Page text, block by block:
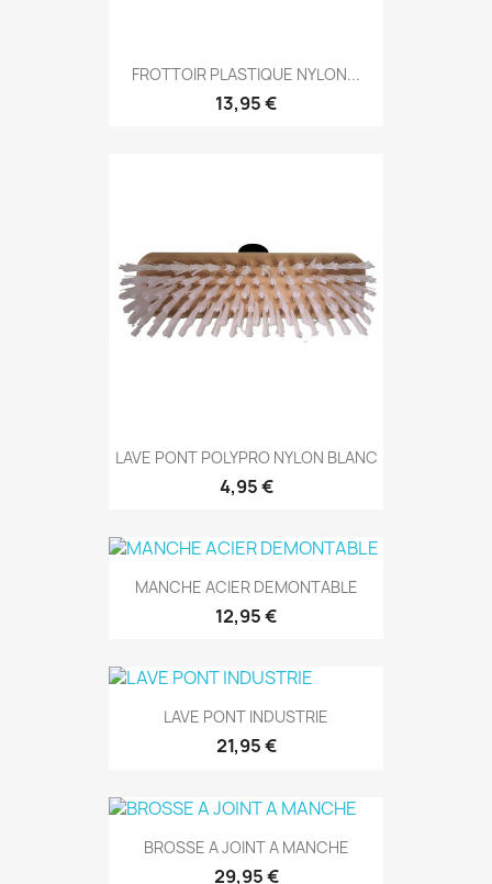
FROTTOIR PLASTIQUE NYLON...
13,95 €
LAVE PONT POLYPRO NYLON BLANC
4,95 €
MANCHE ACIER DEMONTABLE
12,95 €
LAVE PONT INDUSTRIE
21,95 €
BROSSE A JOINT A MANCHE
29,95 €